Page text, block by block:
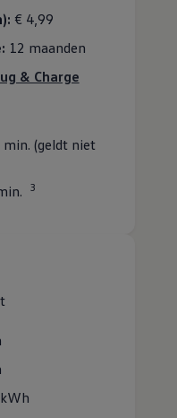
€ 4,99
12 maanden
& Charge
(geldt niet
3